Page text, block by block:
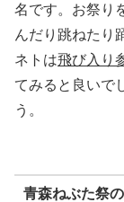
名です。お祭り
んだり跳ねたり
ネトは飛び入り
てみると良いで
う。
青森ねぶた祭